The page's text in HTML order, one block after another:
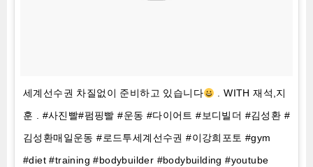
세계선수권 차질없이 준비하고 있습니다
. WITH 재석,지
훈 . #사진빨#펌핑빨 #운동 #다이어트 #보디빌더 #김성환 #
김성환매일운동 #로드투세계선수권 #이강희포토 #gym
#diet #training #bodybuilder #bodybuilding #youtube